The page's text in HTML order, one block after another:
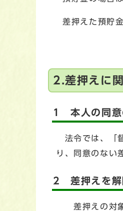
差押えた預貯
2.差押えに
1 本人の同意
法令では、「
り、同意のない
2 差押えを解
差押えの対象